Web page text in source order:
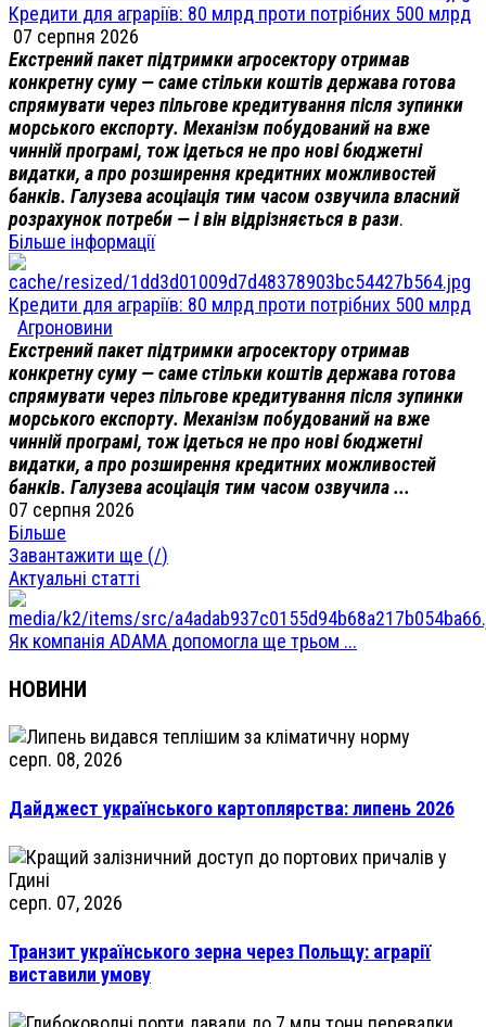
Кредити для аграріїв: 80 млрд проти потрібних 500 млрд
07 серпня 2026
Екстрений пакет підтримки агросектору отримав
конкретну суму — саме стільки коштів держава готова
спрямувати через пільгове кредитування після зупинки
морського експорту. Механізм побудований на вже
чинній програмі, тож ідеться не про нові бюджетні
видатки, а про розширення кредитних можливостей
банків. Галузева асоціація тим часом озвучила власний
розрахунок потреби — і він відрізняється в рази.
Більше інформації
Кредити для аграріїв: 80 млрд проти потрібних 500 млрд
Агроновини
Екстрений пакет підтримки агросектору отримав
конкретну суму — саме стільки коштів держава готова
спрямувати через пільгове кредитування після зупинки
морського експорту. Механізм побудований на вже
чинній програмі, тож ідеться не про нові бюджетні
видатки, а про розширення кредитних можливостей
банків. Галузева асоціація тим часом озвучила ...
07 серпня 2026
Більше
Завантажити ще (/)
Актуальні статті
Як компанія ADAMA допомогла ще трьом ...
НОВИНИ
серп. 08, 2026
Дайджест українського картоплярства: липень 2026
серп. 07, 2026
Транзит українського зерна через Польщу: аграрії
виставили умову